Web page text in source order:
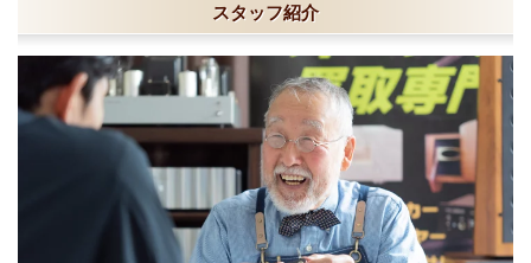
スタッフ紹介